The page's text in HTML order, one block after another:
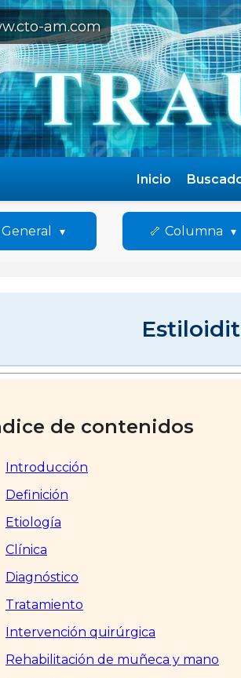
am.com
Inicio
🦴 Columna
de contenidos
Introducción
Definición
Etiología
Clínica
Diagnóstico
Tratamiento
Intervención quirúrgica
Rehabilitación de muñeca y mano